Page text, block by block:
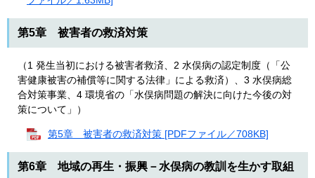
第5章 被害者の救済対策
（1 発生当初における被害者救済、2 水俣病の認定制度（「公
害健康被害の補償等に関する法律」による救済）、3 水俣病総
合対策事業、4 環境省の「水俣病問題の解決に向けた今後の対
策について」）
第5章 被害者の救済対策 [PDFファイル／708KB]
第6章 地域の再生・振興－水俣病の教訓を生かす取組